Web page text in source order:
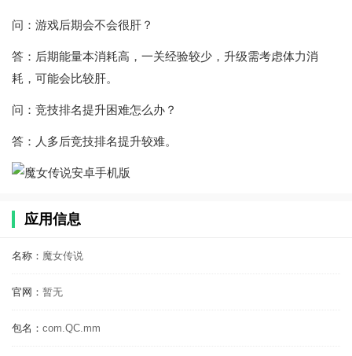
问：游戏后期会不会很肝？
答：后期能量本消耗高，一关经验较少，升级需考虑体力消
耗，可能会比较肝。
问：竞技排名提升困难怎么办？
答：人多后竞技排名提升较难。
应用信息
名称： 魔女传说
官网： 暂无
包名： com.QC.mm